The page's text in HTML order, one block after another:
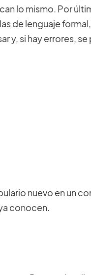
lo mismo. Por
de lenguaje
y, si hay errores,
nuevo en un
conocen.